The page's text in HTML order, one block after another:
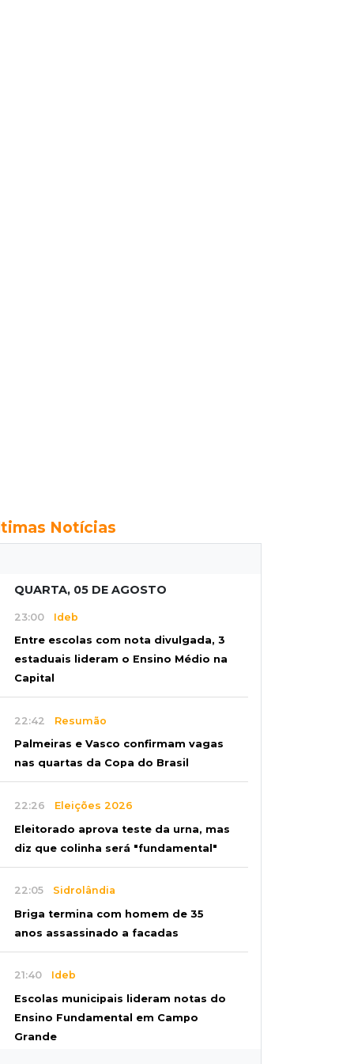
Notícias
QUARTA, 05 DE AGOSTO
23:00 Ideb
Entre escolas com nota divulgada, 3
estaduais lideram o Ensino Médio na
Capital
22:42 Resumão
Palmeiras e Vasco confirmam vagas
nas quartas da Copa do Brasil
22:26 Eleições 2026
Eleitorado aprova teste da urna, mas
diz que colinha será "fundamental"
22:05 Sidrolândia
Briga termina com homem de 35
anos assassinado a facadas
21:40 Ideb
Escolas municipais lideram notas do
Ensino Fundamental em Campo
Grande